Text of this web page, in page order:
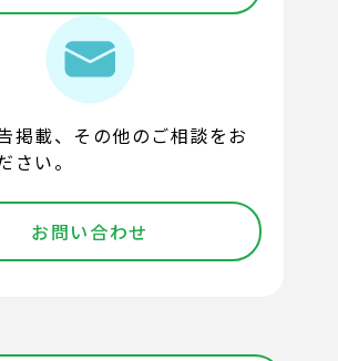
掲載、その他のご相談をお
さい。
お問い合わせ